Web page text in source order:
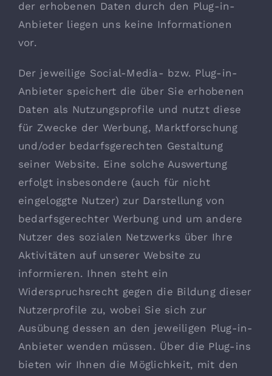
der erhobenen Daten durch den Plug-in-
Anbieter liegen uns keine Informationen
vor.
Der jeweilige Social-Media- bzw. Plug-in-
Anbieter speichert die über Sie erhobenen
Daten als Nutzungsprofile und nutzt diese
für Zwecke der Werbung, Marktforschung
und/oder bedarfsgerechten Gestaltung
seiner Website. Eine solche Auswertung
erfolgt insbesondere (auch für nicht
eingeloggte Nutzer) zur Darstellung von
bedarfsgerechter Werbung und um andere
Nutzer des sozialen Netzwerks über Ihre
Aktivitäten auf unserer Website zu
informieren. Ihnen steht ein
Widerspruchsrecht gegen die Bildung dieser
Nutzerprofile zu, wobei Sie sich zur
Ausübung dessen an den jeweiligen Plug-in-
Anbieter wenden müssen. Über die Plug-ins
bieten wir Ihnen die Möglichkeit, mit den